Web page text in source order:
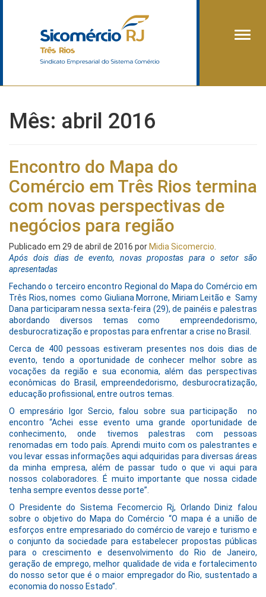
Mês: abril 2016
Encontro do Mapa do
Comércio em Três Rios termina
com novas perspectivas de
negócios para região
Publicado em 29 de abril de 2016 por Midia Sicomercio
Após dois dias de evento, novas propostas para o setor são
apresentadas
Fechando o terceiro encontro Regional do Mapa do Comércio em
Três Rios, nomes como Giuliana Morrone, Miriam Leitão e Samy
Dana participaram nessa sexta-feira (29), de painéis e palestras
abordando diversos temas como empreendedorismo,
desburocratização e propostas para enfrentar a crise no Brasil.
Cerca de 400 pessoas estiveram presentes nos dois dias de
evento, tendo a oportunidade de conhecer melhor sobre as
vocações da região e sua economia, além das perspectivas
econômicas do Brasil, empreendedorismo, desburocratização,
educação profissional, entre outros temas.
O empresário Igor Sercio, falou sobre sua participação no
encontro “Achei esse evento uma grande oportunidade de
conhecimento, onde tivemos palestras com pessoas
renomadas em todo país. Aprendi muito com os palestrantes e
vou levar essas informações aqui adquiridas para diversas áreas
da minha empresa, além de passar tudo o que vi aqui para
nossos colaboradores. É muito importante que nossa cidade
tenha sempre eventos desse porte”.
O Presidente do Sistema Fecomercio Rj, Orlando Diniz falou
sobre o objetivo do Mapa do Comércio “O mapa é a união de
esforços entre empresariado do comércio de varejo e turismo e
o conjunto da sociedade para estabelecer propostas públicas
para o crescimento e desenvolvimento do Rio de Janeiro,
geração de emprego, melhor qualidade de vida e fortalecimento
do nosso setor que é o maior empregador do Rio, sustentado a
economia do nosso Estado”.